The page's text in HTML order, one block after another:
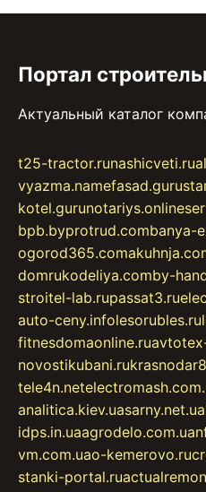
Портал
Актуальный каталог
t25-tractor.runashicveti.ru
vyazma.namefasad.guru
kotel.gurunotariys.online
bpb.byprotrud.combanya-
ogorod365.com
domrukodeliya.comby-
stroitel-lab.rupassat3.ru
auto-ceny.infolesorubles.ru
fitnesdomaonline.ru
novostikubani.ru
tele4n.net
analitica.kiev.uasarny.net.ua
idps.in.uaagrodelo.com.ua
vm.com.uao-kemerovo.ru
stanki-portal.ru